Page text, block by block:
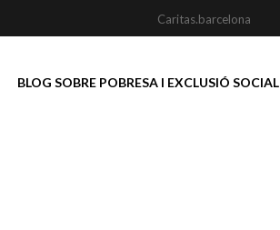
Caritas.barcelona
BLOG SOBRE POBRESA I EXCLUSIÓ SOCIAL